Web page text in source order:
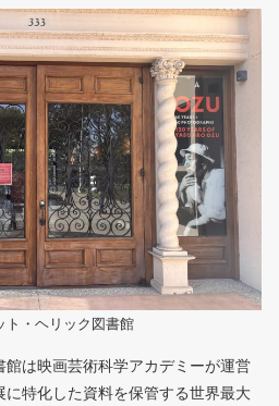
ト・ヘリック図書館
は映画芸術科学アカデミーが運営
に特化した資料を保管する世界最大